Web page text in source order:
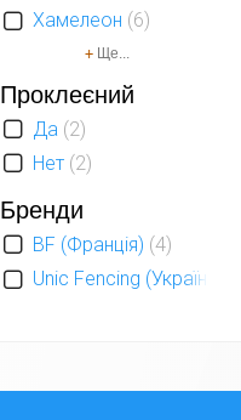
Хамелеон (6)
+ Ще...
Проклеєний
Да (2)
Нет (2)
Бренди
BF (Франція) (4)
Unic Fencing (Україна)